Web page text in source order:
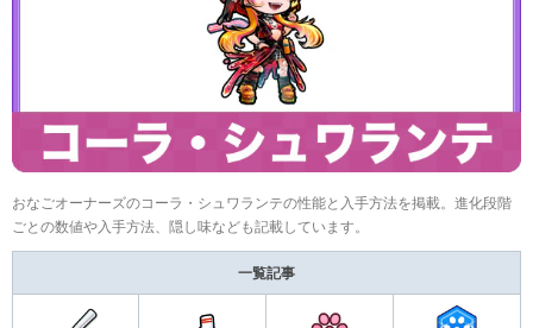
おなごオーナーズのコーラ・シュワランテの性能と入手方法を掲載。進化段階
ごとの数値や入手方法、隠し味なども記載しています。
一覧記事